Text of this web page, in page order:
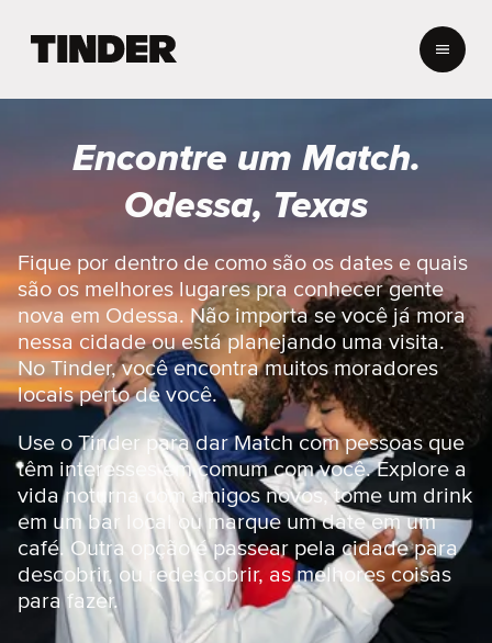
a
n
c
i
a
l
d
o
T
i
n
d
e
r
Encontre um Match.
Odessa, Texas
Fique por dentro de como são os dates e quais
são os melhores lugares pra conhecer gente
nova em Odessa. Não importa se você já mora
nessa cidade ou está planejando uma visita.
No Tinder, você encontra muitos moradores
locais perto de você.
Use o Tinder para dar Match com pessoas que
têm interesses em comum com você. Explore a
vida noturna com amigos novos, tome um drink
em um bar local ou marque um date em um
café. Outra opção é passear pela cidade para
descobrir, ou redescobrir, as melhores coisas
para fazer.